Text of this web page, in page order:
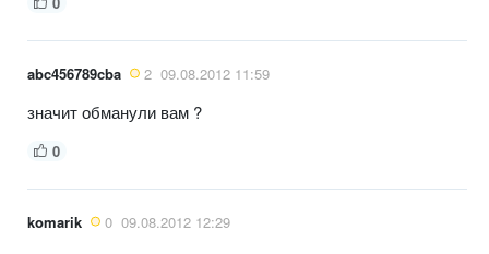
abc456789cba 2 09.08.2012 11:59
значит обманули вам ?
0
komarik 0 09.08.2012 12:29